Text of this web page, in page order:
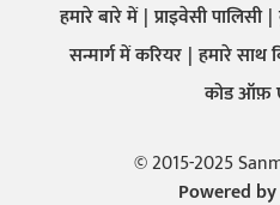
हमारे बारे में प्राइवेसी पालिसी
सन्मार्ग में करियर हमारे साथ
कोड ऑफ़
© 2015-2025
Powered by